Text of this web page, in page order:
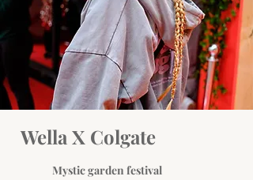
Wella X Colgate
Mystic garden festival